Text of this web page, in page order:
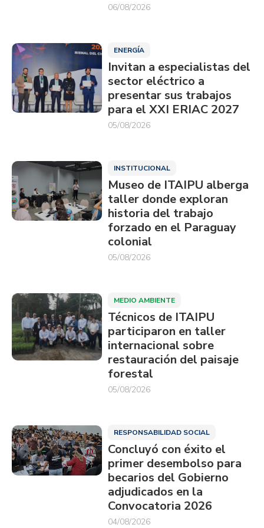
06/08/2026
ENERGÍA
Invitan a especialistas del
sector eléctrico a
presentar sus trabajos
para el XXI ERIAC 2027
05/08/2026
INSTITUCIONAL
Museo de ITAIPU alberga
taller donde exploran
historia del trabajo
forzado en el Paraguay
colonial
05/08/2026
MEDIO AMBIENTE
Técnicos de ITAIPU
participaron en taller
internacional sobre
restauración del paisaje
forestal
05/08/2026
RESPONSABILIDAD SOCIAL
Concluyó con éxito el
primer desembolso para
becarios del Gobierno
adjudicados en la
Convocatoria 2026
04/08/2026